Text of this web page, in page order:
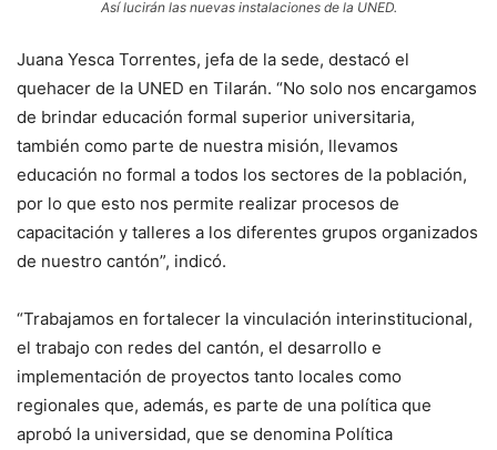
Así lucirán las nuevas instalaciones de la UNED.
Juana Yesca Torrentes, jefa de la sede, destacó el
quehacer de la UNED en Tilarán. “No solo nos encargamos
de brindar educación formal superior universitaria,
también como parte de nuestra misión, llevamos
educación no formal a todos los sectores de la población,
por lo que esto nos permite realizar procesos de
capacitación y talleres a los diferentes grupos organizados
de nuestro cantón”, indicó.
“Trabajamos en fortalecer la vinculación interinstitucional,
el trabajo con redes del cantón, el desarrollo e
implementación de proyectos tanto locales como
regionales que, además, es parte de una política que
aprobó la universidad, que se denomina Política